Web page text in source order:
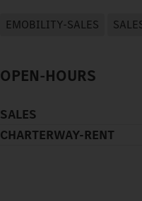
EMOBILITY-SALES
OPEN-HOURS
SALES
CHARTERWAY-RENT